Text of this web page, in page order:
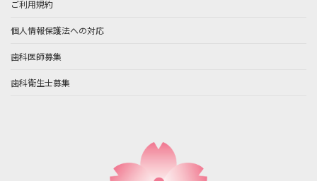
ご利用規約
個人情報保護法への対応
歯科医師募集
歯科衛生士募集